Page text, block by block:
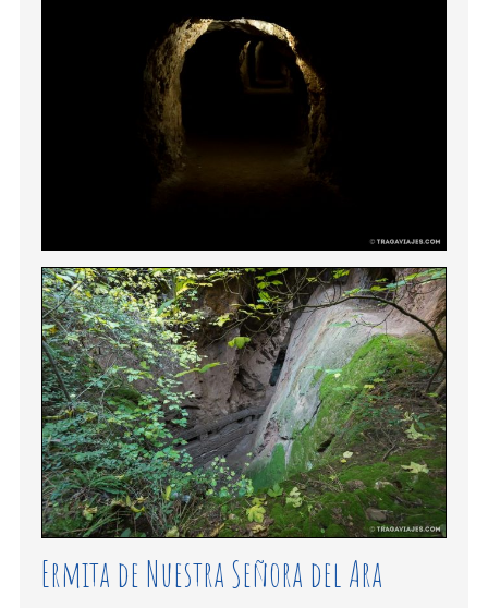
Ermita de Nuestra Señora del Ara